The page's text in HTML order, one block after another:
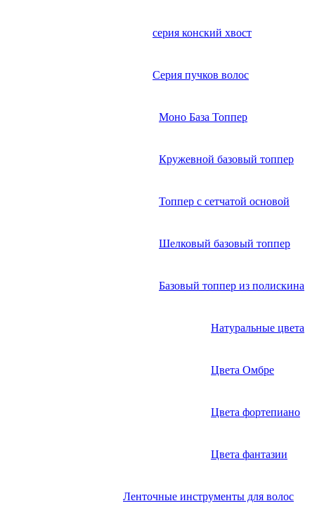
серия конский хвост
Серия пучков волос
Моно База Топпер
Кружевной базовый топпер
Топпер с сетчатой основой
Шелковый базовый топпер
Базовый топпер из полискина
Натуральные цвета
Цвета Омбре
Цвета фортепиано
Цвета фантазии
Ленточные инструменты для волос